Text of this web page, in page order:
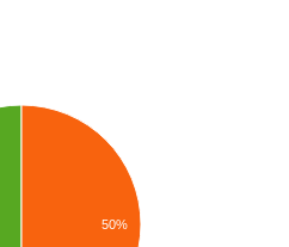
50%